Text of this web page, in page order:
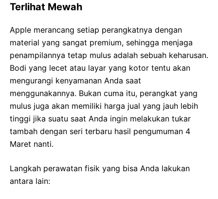
Terlihat Mewah
Apple merancang setiap perangkatnya dengan
material yang sangat premium, sehingga menjaga
penampilannya tetap mulus adalah sebuah keharusan.
Bodi yang lecet atau layar yang kotor tentu akan
mengurangi kenyamanan Anda saat
menggunakannya. Bukan cuma itu, perangkat yang
mulus juga akan memiliki harga jual yang jauh lebih
tinggi jika suatu saat Anda ingin melakukan tukar
tambah dengan seri terbaru hasil pengumuman 4
Maret nanti.
Langkah perawatan fisik yang bisa Anda lakukan
antara lain: